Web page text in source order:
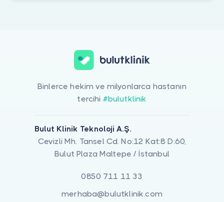
Binlerce hekim ve milyonlarca hastanın
tercihi #bulutklinik
Bulut Klinik Teknoloji A.Ş.
Cevizli Mh. Tansel Cd. No:12 Kat:8 D:60,
Bulut Plaza Maltepe / İstanbul
0850 711 11 33
merhaba@bulutklinik.com